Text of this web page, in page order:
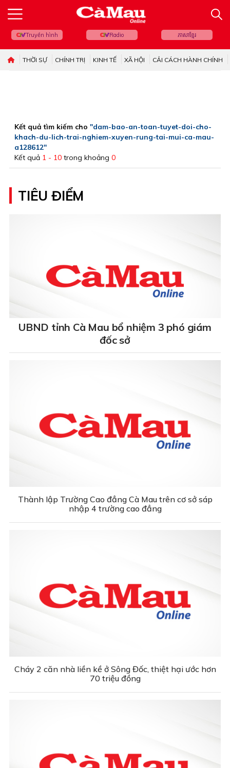
Truyền hình Radio ភាសាខ្មែរ
THỜI SỰ CHÍNH TRỊ KINH TẾ XÃ HỘI CẢI CÁCH HÀNH CHÍNH
Kết quả tìm kiếm cho "dam-bao-an-toan-tuyet-doi-cho-
khach-du-lich-trai-nghiem-xuyen-rung-tai-mui-ca-mau-
a128612"
Kết quả 1 - 10 trong khoảng 0
TIÊU ĐIỂM
UBND tỉnh Cà Mau bổ nhiệm 3 phó giám
đốc sở
Thành lập Trường Cao đẳng Cà Mau trên cơ sở sáp
nhập 4 trường cao đẳng
Cháy 2 căn nhà liền kề ở Sông Đốc, thiệt hại ước hơn
70 triệu đồng